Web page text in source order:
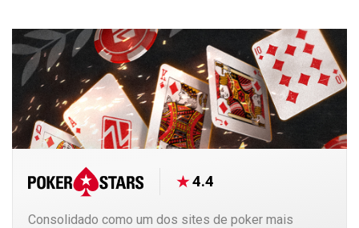
4.4
Consolidado como um dos sites de poker mais